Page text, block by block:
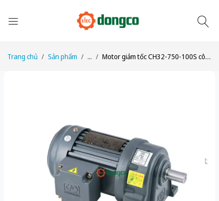
Trang chủ Sản phẩm ... Motor giảm tốc CH32-750-100S công suất 1HP (750W) 0,75kW tỉ số truyền 1/100